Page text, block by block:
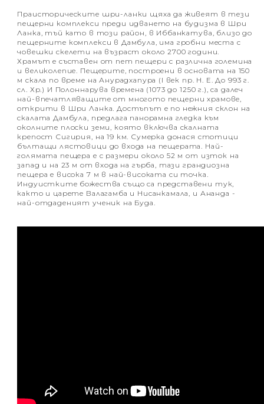
Праисторическите шри-ланки щяха да живеят в тези
пещерни комплекси преди идването на будизма в Шри
Ланка, тъй като в този район, в Иббанкатува, близо до
пещерните комплекси в Дамбула, има гробни места с
човешки скелети на възраст около 2700 години.
Храмът е съставен от пет пещери с различна големина
и великолепие. Пещерите, построени в основата на 150
м скала по време на Анурадхапура (I век пр. Н. Е. До 993 г.
сл. Хр.) И Полоннарува времена (1073 до 1250 г.), са далеч
най-впечатляващите от многото пещерни храмове,
открити в Шри Ланка. Достъпът е по нежния склон на
скалата Дамбула, предлага панорамна гледка към
околните плоски земи, която включва скалната
крепост Сигирия, на 19 км. Сумерка донася стотици
бълтащи лястовици до входа на пещерата. Най-
голямата пещера е с размери около 52 м от изток на
запад и на 23 м от входа на гърба, тази грандиозна
пещера е висока 7 м в най-високата си точка.
Индуистките божества също са представени тук,
както и царете Валагамба и Нисанкамала, и Ананда -
най-отдаденият ученик на Буда.